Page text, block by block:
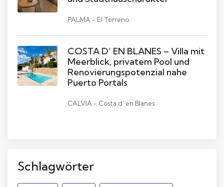
PALMA - El Terreno
COSTA D’ EN BLANES – Villa mit
Meerblick, privatem Pool und
Renovierungspotenzial nahe
Puerto Portals
CALVIA - Costa d’ en Blanes
Schlagwörter